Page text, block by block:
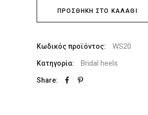
ΠΡΟΣΘΉΚΗ ΣΤΟ ΚΑΛΆΘΙ
Κωδικός προϊόντος: WS20
Κατηγορία: Bridal heels
Share: